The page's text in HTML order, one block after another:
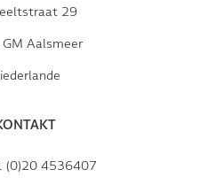
29
Aalsmeer
(0)20 4536407